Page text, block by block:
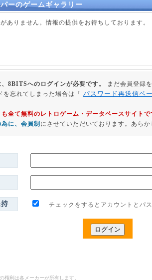
ーのゲームギャラリー
ありません。情報の提供をお待ちしております。
8BITSへのログインが必要です。 まだ会員登録
忘れてしまった場合は「 パスワード再送信ペ
全て無料のレトロゲーム・データベースサイトで
に、会員制 にさせていただいております。あらか
チェックをするとアカウントとパス
利は各メーカーが所有します。